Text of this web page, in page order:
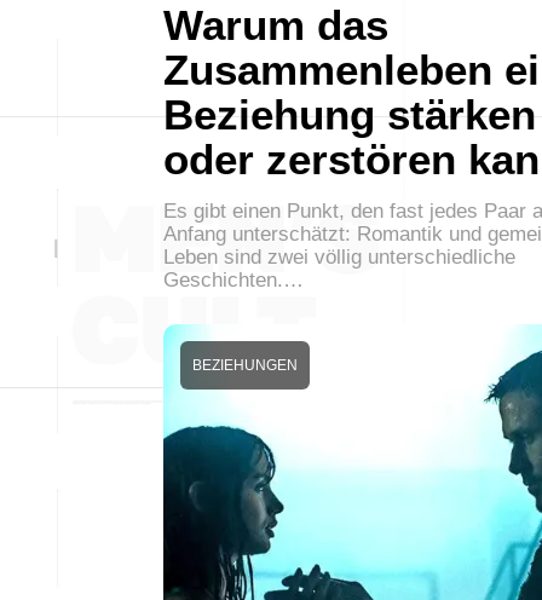
Warum das
Zusammenleben
Beziehung stärken
oder zerstören
Es gibt einen Punkt, den fast jedes Paar
Anfang unterschätzt: Romantik und
Leben sind zwei völlig unterschiedliche
Geschichten.…
BEZIEHUNGEN